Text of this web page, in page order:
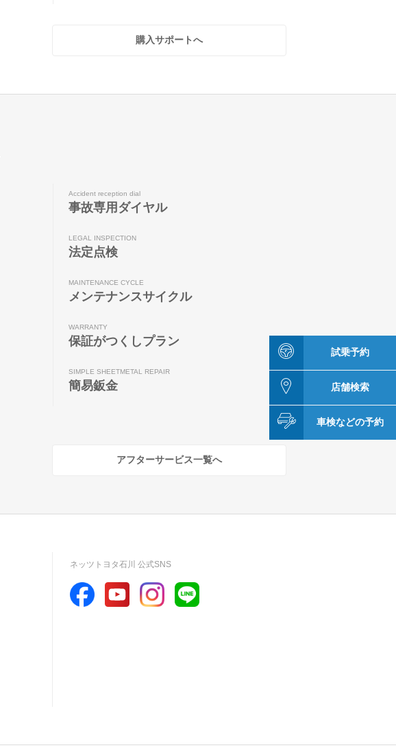
試乗予約
店舗検索
車検などの予約
購入サポートへ
Accident reception dial
事故専用ダイヤル
LEGAL INSPECTION
法定点検
MAINTENANCE CYCLE
メンテナンスサイクル
WARRANTY
保証がつくしプラン
SIMPLE SHEETMETAL REPAIR
簡易鈑金
アフターサービス一覧へ
ネッツトヨタ石川 公式SNS